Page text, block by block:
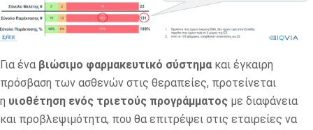
Για ένα βιώσιμο φαρμακευτικό σύστημα και έγκαιρη
πρόσβαση των ασθενών στις θεραπείες, προτείνεται
η υιοθέτηση ενός τριετούς προγράμματος με διαφάνεια
και προβλεψιμότητα, που θα επιτρέψει στις εταιρείες να